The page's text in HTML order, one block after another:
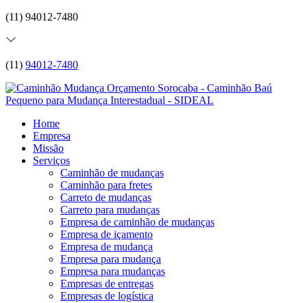
(11) 94012-7480
(11) 94012-7480
Home
Empresa
Missão
Serviços
Caminhão de mudanças
Caminhão para fretes
Carreto de mudanças
Carreto para mudanças
Empresa de caminhão de mudanças
Empresa de içamento
Empresa de mudança
Empresa para mudança
Empresa para mudanças
Empresas de entregas
Empresas de logística